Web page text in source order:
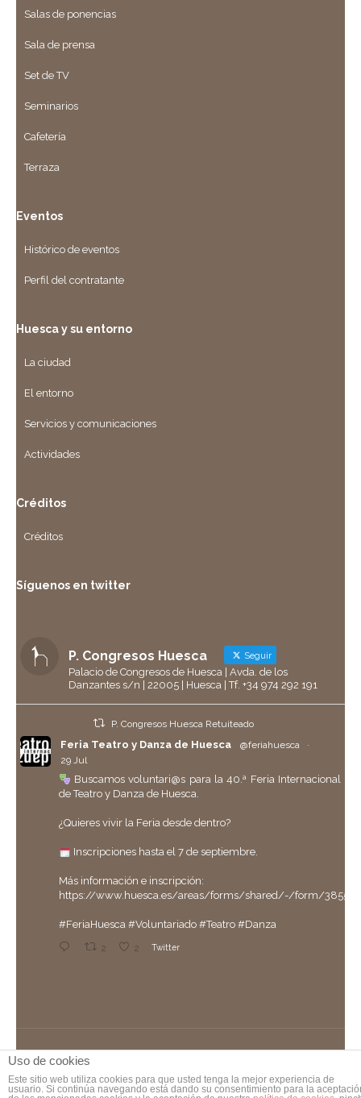
Salas de ponencias
Sala de prensa
Set de TV
Seminarios
Cafetería
Terraza
Eventos
Histórico de eventos
Perfil del contratante
Huesca y su entorno
La ciudad
El entorno
Servicios y comunicaciones
Actividades
Créditos
Créditos
Síguenos en twitter
P. Congresos Huesca Seguir
Palacio de Congresos de Huesca | Avda. de los
Danzantes s/n | 22005 | Huesca | Tf. +34 974 292 191
P. Congresos Huesca Retuiteado
Feria Teatro y Danza de Huesca @feriahuesca
·
29 Jul
Buscamos voluntari@s para la 40.ª Feria Internacional
de Teatro y Danza de Huesca.
¿Quieres vivir la Feria desde dentro?
Inscripciones hasta el 7 de septiembre.
Más información e inscripción:
https://www.huesca.es/areas/forms/shared/-/form/
#FeriaHuesca #Voluntariado #Teatro #Danza
2 2 Twitter
Protocolo del Ayuntamiento de Huesca durante casi 40
años.
PALACIO DE CONGRESOS DE HUESCA, S.A. | Avda. de los
Danzantes, s/n 22005 Huesca | Diseño porPiensaenweb
Uso de cookies
Este sitio web utiliza cookies para que usted tenga la mejor experiencia de
usuario. Si continúa navegando está dando su consentimiento para la